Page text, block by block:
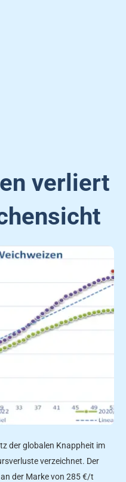
verliert
der globalen Knappheit im
verzeichnet. Der
der Marke von 285 €/t